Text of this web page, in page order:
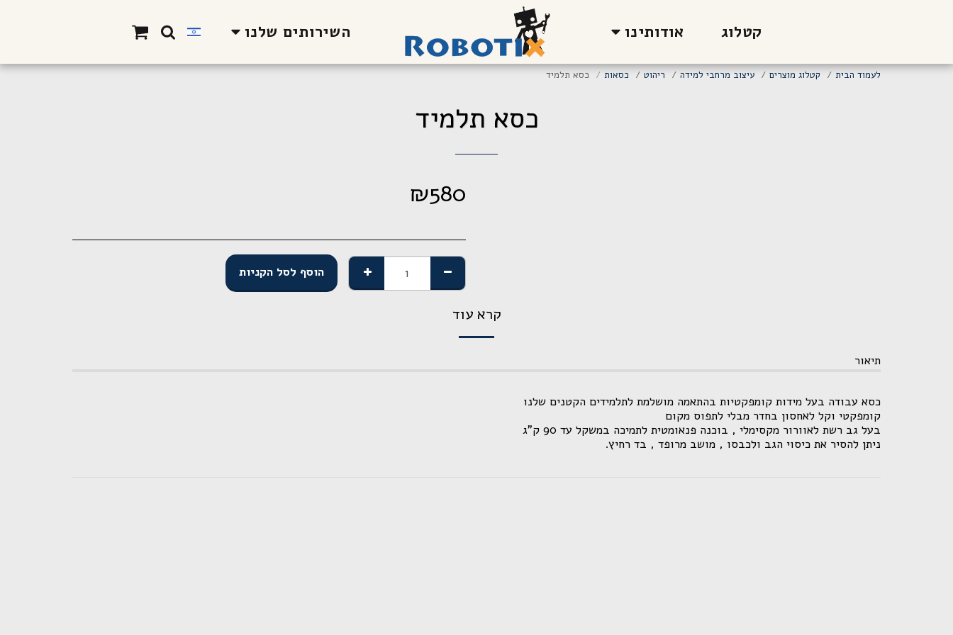
קטלוג אודותינו השירותים שלנו
לעמוד הבית קטלוג מוצרים עיצוב מרחבי למידה ריהוט כסאות כסא תלמיד
כסא תלמיד
₪580
הוסף לסל הקניות
קרא עוד
תיאור
כסא עבודה בעל מידות קומפקטיות בהתאמה מושלמת לתלמידים הקטנים שלנו
קומפקטי וקל לאחסון בחדר מבלי לתפוס מקום
בעל גב רשת לאוורור מקסימלי , בוכנה פנאומטית לתמיכה במשקל עד 90 ק"ג
ניתן להסיר את כיסוי הגב ולכבסו , מושב מרופד , בד רחיץ.